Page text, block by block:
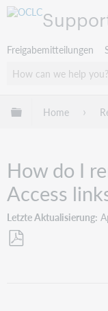
Freigabemitteilungen
Globale
Home
How do I
Access
Letzte Aktualisierung